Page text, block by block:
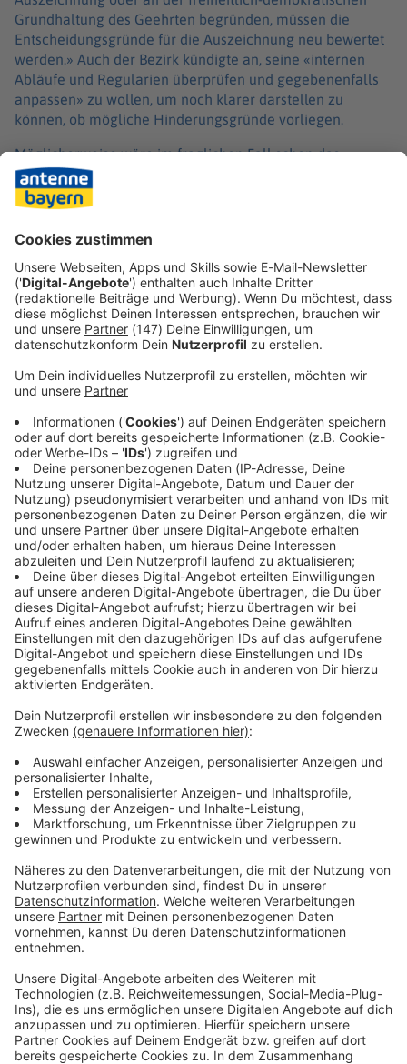
Grundhaltung des Geehrten begründen, müssen die
Entscheidungsgründe für die Auszeichnung neu bewertet
werden.» Auch der Bezirk kündigte an, seine «internen
Abläufe und Regularien überprüfen und gegebenenfalls
anpassen» zu wollen, um noch klarer darstellen zu
können, ob mögliche Hinderungsgründe vorliegen.
Möglicherweise wäre im fraglichen Fall schon das
ausreichend gewesen, was die Grünen-Bezirksrätin
Dagmar Keis-Lechner tat: «Ich habe fünf Minuten im
Internet recherchiert», sagt sie. Das habe ausgereicht, um
zu erkennen, dass eine Zustimmung zu der Ehrung für sie
Immer auf dem Laufenden
bleiben!
Verpass' nichts mehr - mit unserem kostenlosen
ANTENNE BAYERN Newsletter. Ob Nachrichten,
Lifestyle oder unsere neuesten Aktionen - wir
informieren dich.
Zum Newsletter anmelden
Du möchtest uns etwas sagen?
Studio Hotline
Kontaktformular